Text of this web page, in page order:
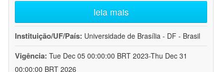
leia mais
Instituição/UF/País: Universidade de Brasília - DF - Brasil
Vigência: Tue Dec 05 00:00:00 BRT 2023-Thu Dec 31
00:00:00 BRT 2026